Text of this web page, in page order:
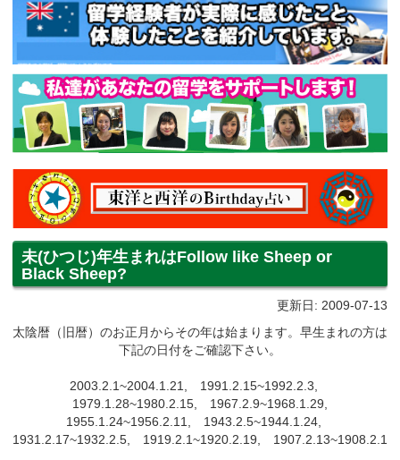
未(ひつじ)年生まれはFollow like Sheep or
Black Sheep?
更新日: 2009-07-13
太陰暦（旧暦）のお正月からその年は始まります。早生まれの方は
下記の日付をご確認下さい。
2003.2.1~2004.1.21, 1991.2.15~1992.2.3,
1979.1.28~1980.2.15, 1967.2.9~1968.1.29,
1955.1.24~1956.2.11, 1943.2.5~1944.1.24,
1931.2.17~1932.2.5, 1919.2.1~1920.2.19, 1907.2.13~1908.2.1